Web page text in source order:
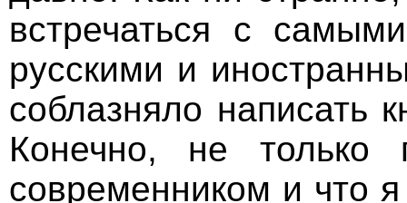
встречаться с
русскими и
соблазняло написать
Конечно, не
современником и что